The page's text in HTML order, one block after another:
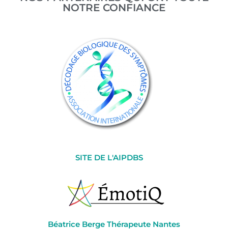
NOTRE CONFIANCE
SITE DE L'AIPDBS
Béatrice Berge Thérapeute Nantes